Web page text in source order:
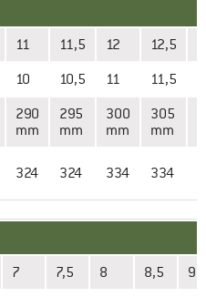
11 11,5 12 12,5
10 10,5 11 11,5
290
mm
295
mm
300
mm
305
mm
324 324 334 334
7 7,5 8 8,5 9